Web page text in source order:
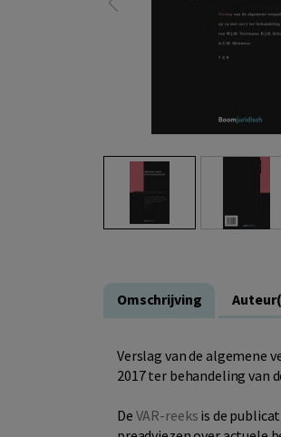
Omschrijving
Verslag van de algemene
2017 ter behandeling van
De VAR-reeks is de